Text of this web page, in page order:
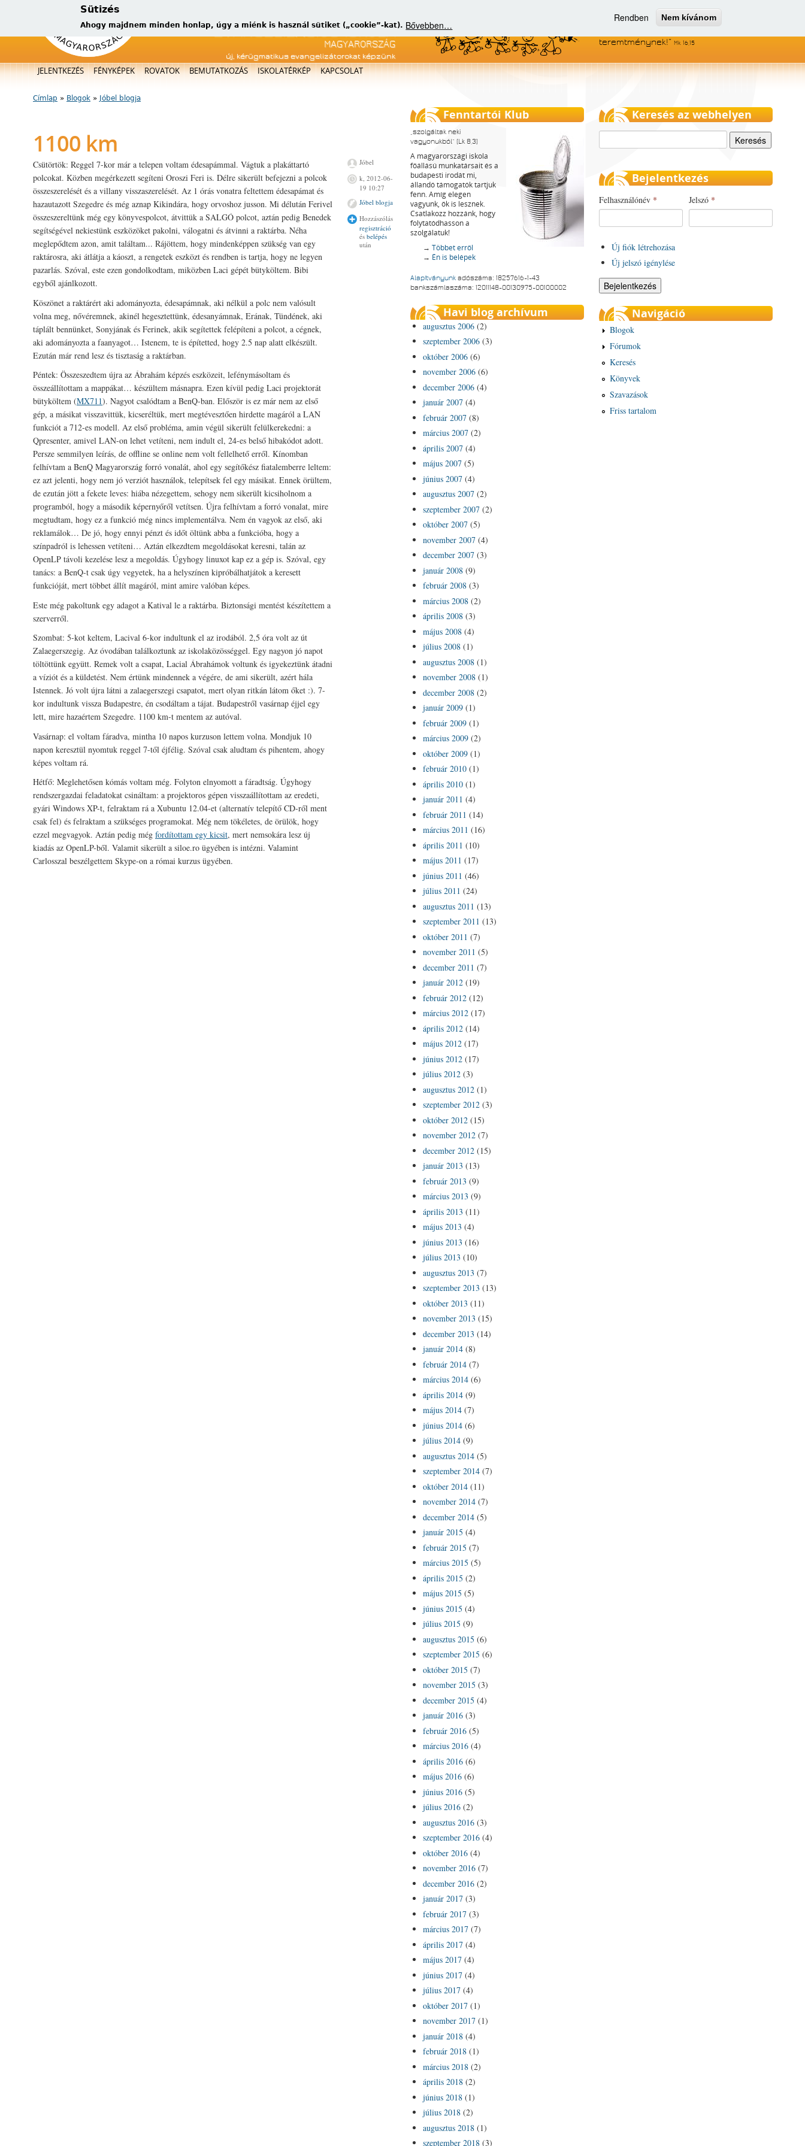
Sütizés
Ahogy majdnem minden honlap, úgy a miénk is használ sütiket („cookie”-kat). Bővebben…
Rendben Nem kívánom
új, kérügmatikus evangelizátorokat képzünk
Menjetek el az egész világra, és
teremtménynek!
Mk 16,15
Főmenü
JELENTKEZÉS FÉNYKÉPEK ROVATOK BEMUTATKOZÁS ISKOLATÉRKÉP KAPCSOLAT
Jelenlegi hely
Címlap » Blogok » Jóbel blogja
1100 km
Csütörtök: Reggel 7-kor már a telepen voltam édesapámmal. Vágtuk a plakáttartó
polcokat. Közben megérkezett segíteni Oroszi Feri is. Délre sikerült befejezni a polcok
összeszerelését és a villany visszaszerelését. Az 1 órás vonatra feltettem édesapámat és
hazautazott Szegedre és még aznap Kikindára, hogy orvoshoz jusson. Mi délután Ferivel
összeszereltünk még egy könyvespolcot, átvittük a SALGÓ polcot, aztán pedig Benedek
segítségével nekiestünk eszközöket pakolni, válogatni és átvinni a raktárba. Néha
meglepődtem azon, amit találtam... Rájöttem, hogy mindenképpen szükség van egy
raktárosra, aki átlátja a káoszt, a rengetek eszközt és rendben is tartja, hogy ne legyen
pazarlás. Szóval, este ezen gondolkodtam, miközben Laci gépét bütyköltem. Bibi
egyből ajánlkozott.
Köszönet a raktárért aki adományozta, édesapámnak, aki nélkül a polc nem valósult
volna meg, nővéremnek, akinél hegesztettünk, édesanyámnak, Erának, Tündének, aki
táplált bennünket, Sonyjának és Ferinek, akik segítettek felépíteni a polcot, a cégnek,
aki adományozta a faanyagot… Istenem, te is építetted, hogy 2.5 nap alatt elkészült.
Ezután már rend lesz és tisztaság a raktárban.
Péntek: Összeszedtem újra az Ábrahám képzés eszközeit, lefénymásoltam és
összeállítottam a mappákat… készültem másnapra. Ezen kívül pedig Laci projektorát
bütyköltem (MX711). Nagyot csalódtam a BenQ-ban. Először is ez már nem az első
gép, a másikat visszavittük, kicseréltük, mert megtévesztően hirdette magáról a LAN
funkciót a 712-es modell. Az első probléma, amin végül sikerült felülkerekedni: a
Qpresenter, amivel LAN-on lehet vetíteni, nem indult el, 24-es belső hibakódot adott.
Persze semmilyen leírás, de offline se online nem volt fellelhető erről. Kínomban
felhívtam a BenQ Magyarország forró vonalát, ahol egy segítőkész fiatalemberre leltem:
ez azt jelenti, hogy nem jó verziót használok, telepítsek fel egy másikat. Ennek örültem,
de ezután jött a fekete leves: hiába nézegettem, sehogy nem sikerült kicsiholnom a
programból, hogy a második képernyőről vetítsen. Újra felhívtam a forró vonalat, mire
megtudtam, hogy ez a funkció még nincs implementálva. Nem én vagyok az első, aki
reklamálok… De jó, hogy ennyi pénzt és időt öltünk abba a funkcióba, hogy a
színpadról is lehessen vetíteni… Aztán elkezdtem megoldásokat keresni, talán az
OpenLP távoli kezelése lesz a megoldás. Úgyhogy linuxot kap ez a gép is. Szóval, egy
tanács: a BenQ-t csak úgy vegyetek, ha a helyszínen kipróbálhatjátok a keresett
funkcióját, mert többet állít magáról, mint amire valóban képes.
Este még pakoltunk egy adagot a Katival le a raktárba. Biztonsági mentést készítettem a
szerverről.
Szombat: 5-kot keltem, Lacival 6-kor indultunk el az irodából. 2,5 óra volt az út
Zalaegerszegig. Az óvodában találkoztunk az iskolaközösséggel. Egy nagyon jó napot
töltöttünk együtt. Remek volt a csapat, Lacial Ábrahámok voltunk és igyekeztünk átadni
a víziót és a küldetést. Nem értünk mindennek a végére, de ami sikerült, azért hála
Istennek. Jó volt újra látni a zalaegerszegi csapatot, mert olyan ritkán látom őket :). 7-
kor indultunk vissza Budapestre, én csodáltam a tájat. Budapestről vasárnap éjjel egy
lett, mire hazaértem Szegedre. 1100 km-t mentem az autóval.
Vasárnap: el voltam fáradva, mintha 10 napos kurzuson lettem volna. Mondjuk 10
napon keresztül nyomtuk reggel 7-től éjfélig. Szóval csak aludtam és pihentem, ahogy
képes voltam rá.
Hétfő: Meglehetősen kómás voltam még. Folyton elnyomott a fáradtság. Úgyhogy
rendszergazdai feladatokat csináltam: a projektoros gépen visszaállítottam az eredeti,
gyári Windows XP-t, felraktam rá a Xubuntu 12.04-et (alternatív telepítő CD-ről ment
csak fel) és felraktam a szükséges programokat. Még nem tökéletes, de örülök, hogy
ezzel megvagyok. Aztán pedig még fordítottam egy kicsit, mert nemsokára lesz új
kiadás az OpenLP-ből. Valamit sikerült a siloe.ro ügyében is intézni. Valamint
Carlosszal beszélgettem Skype-on a római kurzus ügyében.
Jóbel
k, 2012-06-
19 10:27
Jóbel blogja
Hozzászólás
regisztráció
és belépés
után
Fenntartói Klub
szolgáltak neki
vagyonukból
(Lk 8,3)
A magyarországi iskola
főállású munkatársait és a
budapesti irodát mi,
állandó támogatók tartjuk
fenn. Amíg elegen
vagyunk, ők is lesznek.
Csatlakozz hozzánk, hogy
folytatódhasson a
szolgálatuk!
→ Többet erről
→ Én is belépek
Alapítványunk adószáma: 18257616-1-43
bankszámlaszáma: 12011148-00130975-00100002
Havi blog archívum
augusztus 2006 (2)
szeptember 2006 (3)
október 2006 (6)
november 2006 (6)
december 2006 (4)
január 2007 (4)
február 2007 (8)
március 2007 (2)
április 2007 (4)
május 2007 (5)
június 2007 (4)
augusztus 2007 (2)
szeptember 2007 (2)
október 2007 (5)
november 2007 (4)
december 2007 (3)
január 2008 (9)
február 2008 (3)
március 2008 (2)
április 2008 (3)
május 2008 (4)
július 2008 (1)
augusztus 2008 (1)
november 2008 (1)
december 2008 (2)
január 2009 (1)
február 2009 (1)
március 2009 (2)
október 2009 (1)
február 2010 (1)
április 2010 (1)
január 2011 (4)
február 2011 (14)
március 2011 (16)
április 2011 (10)
május 2011 (17)
június 2011 (46)
július 2011 (24)
augusztus 2011 (13)
szeptember 2011 (13)
október 2011 (7)
november 2011 (5)
december 2011 (7)
január 2012 (19)
február 2012 (12)
március 2012 (17)
április 2012 (14)
május 2012 (17)
június 2012 (17)
július 2012 (3)
augusztus 2012 (1)
szeptember 2012 (3)
október 2012 (15)
november 2012 (7)
december 2012 (15)
január 2013 (13)
február 2013 (9)
március 2013 (9)
április 2013 (11)
május 2013 (4)
június 2013 (16)
július 2013 (10)
augusztus 2013 (7)
szeptember 2013 (13)
október 2013 (11)
november 2013 (15)
december 2013 (14)
január 2014 (8)
február 2014 (7)
március 2014 (6)
április 2014 (9)
május 2014 (7)
június 2014 (6)
július 2014 (9)
augusztus 2014 (5)
szeptember 2014 (7)
október 2014 (11)
november 2014 (7)
december 2014 (5)
január 2015 (4)
február 2015 (7)
március 2015 (5)
április 2015 (2)
május 2015 (5)
június 2015 (4)
július 2015 (9)
augusztus 2015 (6)
szeptember 2015 (6)
október 2015 (7)
november 2015 (3)
december 2015 (4)
január 2016 (3)
február 2016 (5)
március 2016 (4)
április 2016 (6)
május 2016 (6)
június 2016 (5)
július 2016 (2)
augusztus 2016 (3)
szeptember 2016 (4)
október 2016 (4)
november 2016 (7)
december 2016 (2)
január 2017 (3)
február 2017 (3)
március 2017 (7)
április 2017 (4)
május 2017 (4)
június 2017 (4)
július 2017 (4)
október 2017 (1)
november 2017 (1)
január 2018 (4)
február 2018 (1)
március 2018 (2)
április 2018 (2)
június 2018 (1)
július 2018 (2)
augusztus 2018 (1)
szeptember 2018 (3)
Keresés az webhelyen
Bejelentkezés
Felhasználónév * Jelszó *
Új fiók létrehozása
Új jelszó igénylése
Navigáció
Blogok
Fórumok
Keresés
Könyvek
Szavazások
Friss tartalom